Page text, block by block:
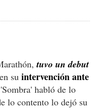
tuvo un debut
su intervención ante
habló de lo
lo contento lo dejó su